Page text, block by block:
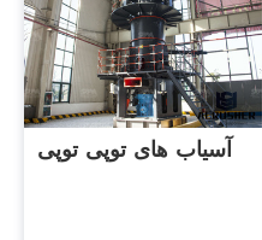
آسیاب های توپی توپی